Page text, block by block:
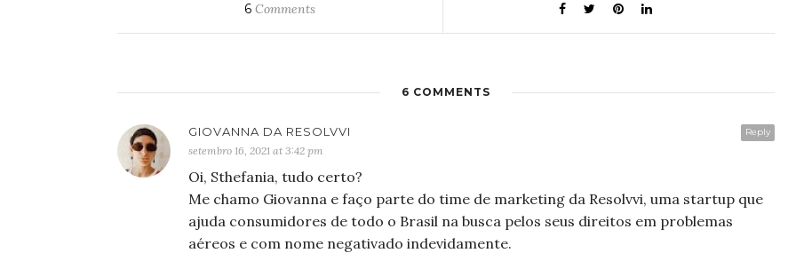
6 Comments
6 COMMENTS
Reply
GIOVANNA DA RESOLVVI
setembro 16, 2021 at 3:42 pm
Oi, Sthefania, tudo certo?
Me chamo Giovanna e faço parte do time de marketing da Resolvvi, uma startup que
ajuda consumidores de todo o Brasil na busca pelos seus direitos em problemas
aéreos e com nome negativado indevidamente.